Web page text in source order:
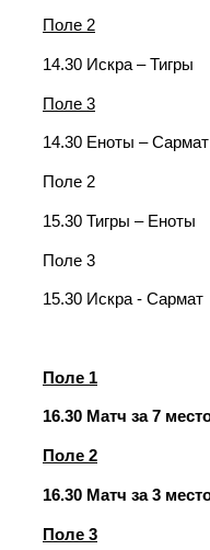
Поле 2
14.30 Искра – Тигры
Поле 3
14.30 Еноты – Сармат
Поле 2
15.30 Тигры – Еноты
Поле 3
15.30 Искра - Сармат
Поле 1
16.30 Матч за 7
Поле 2
16.30 Матч за 3
Поле 3